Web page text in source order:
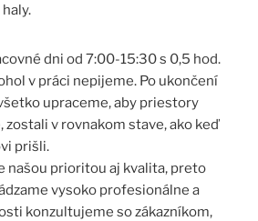
dni od 7:00-15:30 s 0,5 hod.
v práci nepijeme. Po ukončení
upraceme, aby priestory
zostali v rovnakom stave, ako keď
prišli.
našou prioritou aj kvalita, preto
vysoko profesionálne a
konzultujeme so zákazníkom,